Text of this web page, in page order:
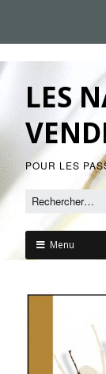
LES
POUR LES
Menu